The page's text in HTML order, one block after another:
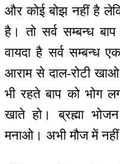
और कोई बोझ नहीं है
है। तो सर्व सम्बन्ध
वायदा है सर्व सम्बन्ध
आराम से दाल-रोटी
भी रहते बाप को भोग
खाते हो। ब्रह्मा
मनाओ। अभी मौज में